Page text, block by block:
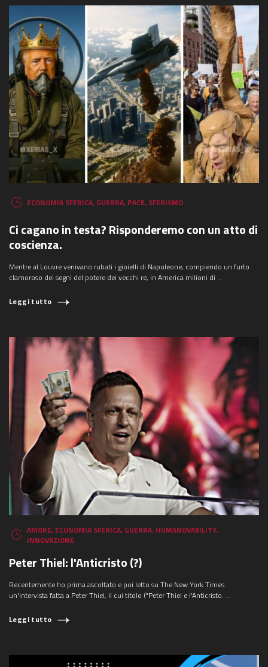
ECONOMIA SFERICA, GUERRA, PACE, SFERISMO
Ci cagano in testa? Risponderemo con un atto di
coscienza.
Mentre al Louvre venivano rubati i gioielli di Napoleone, compiendo un furto
clamoroso dei segni del potere dei vecchi re, in America milioni di ...
Leggi tutto
AMORE, ECONOMIA SFERICA, GUERRA, HUMANOVABILITY,
INNOVAZIONE
Peter Thiel: l'Anticristo (?)
Recentemente ho prima ascoltato e poi letto su The New York Times
un'intervista fatta a Peter Thiel, il cui titolo ("Peter Thiel e l'Anticristo. ...
Leggi tutto